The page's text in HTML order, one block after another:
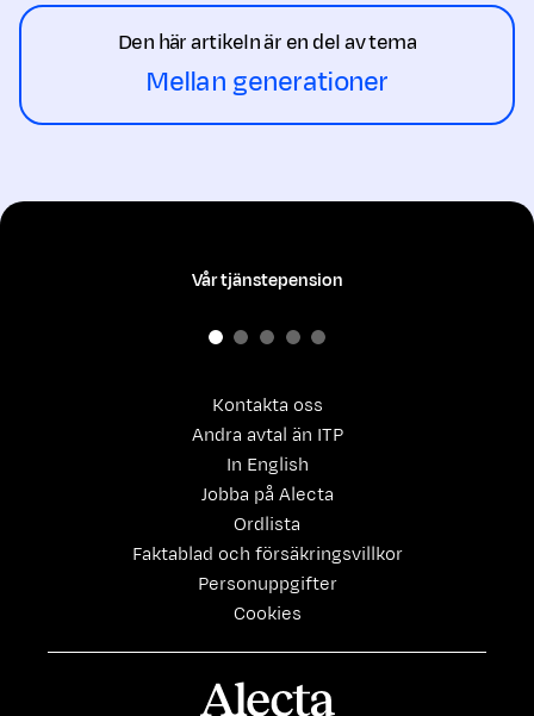
Den här artikeln är en del av tema
Mellan generationer
Kontakta oss
Andra avtal än ITP
In English
Jobba på Alecta
Ordlista
Faktablad och försäkringsvillkor
Personuppgifter
Cookies
Vår tjänstepension
Alecta